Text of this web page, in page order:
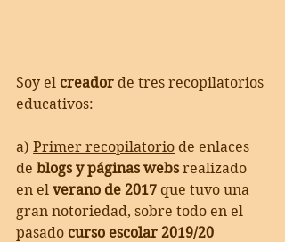
Soy el creador de tres recopilatorios
educativos:
a) Primer recopilatorio de enlaces
de blogs y páginas webs realizado
en el verano de 2017 que tuvo una
gran notoriedad, sobre todo en el
pasado curso escolar 2019/20